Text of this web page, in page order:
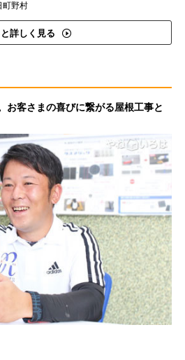
町野村
詳しく見る
お客さまの喜びに繋がる屋根工事と